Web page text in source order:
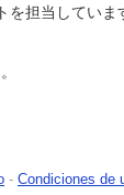
を担当していま
- Condiciones de